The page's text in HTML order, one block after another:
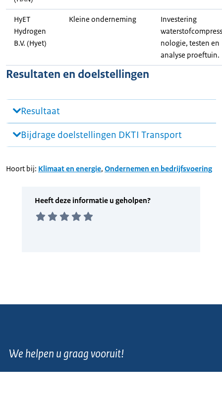
HyET
Hydrogen
B.V. (Hyet)
Kleine onderneming
Investering
nologie, testen en
analyse proeftuin.
Resultaten en doelstellingen
Resultaat
Bijdrage doelstellingen DKTI Transport
Hoort bij: Klimaat en energie, Ondernemen en bedrijfsvoering
We helpen u graag vooruit!